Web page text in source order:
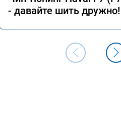
- давайте шить дружно!